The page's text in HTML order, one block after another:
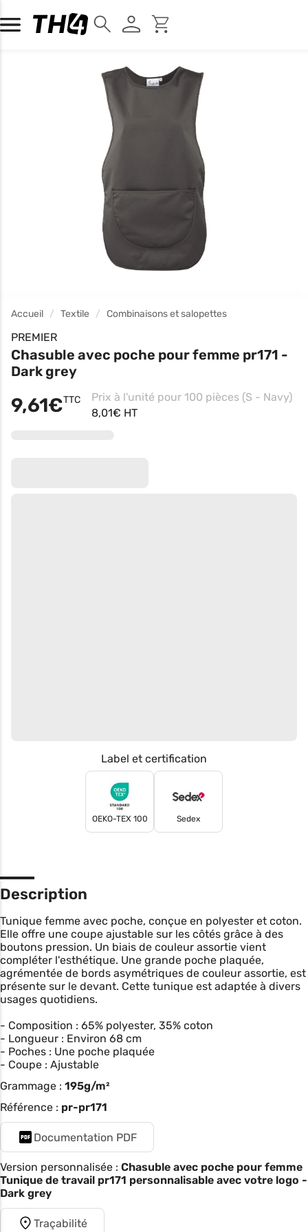
Accueil Textile Combinaisons et salopettes
PREMIER
Chasuble avec poche pour femme pr171 -
Dark grey
9,61€TTC
Prix à l'unité pour 100 pièces (S - Navy)
8,01€ HT
Label et certification
OEKO-TEX 100 Sedex
Description
Tunique femme avec poche, conçue en polyester et coton.
Elle offre une coupe ajustable sur les côtés grâce à des
boutons pression. Un biais de couleur assortie vient
compléter l'esthétique. Une grande poche plaquée,
agrémentée de bords asymétriques de couleur assortie, est
présente sur le devant. Cette tunique est adaptée à divers
usages quotidiens.
- Composition : 65% polyester, 35% coton
- Longueur : Environ 68 cm
- Poches : Une poche plaquée
- Coupe : Ajustable
Grammage : 195g/m²
Référence : pr-pr171
Documentation PDF
Version personnalisée : Chasuble avec poche pour femme
Tunique de travail pr171 personnalisable avec votre logo -
Dark grey
Traçabilité